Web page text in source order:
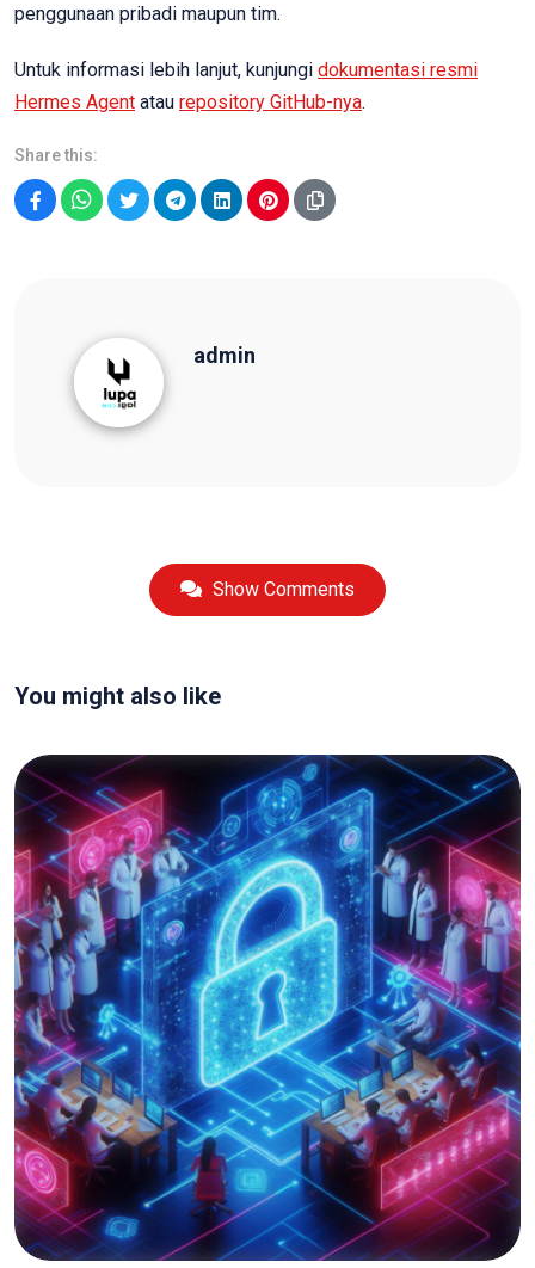
penggunaan pribadi maupun tim.
Untuk informasi lebih lanjut, kunjungi dokumentasi resmi
Hermes Agent atau repository GitHub-nya.
Share this:
admin
Show Comments
You might also like